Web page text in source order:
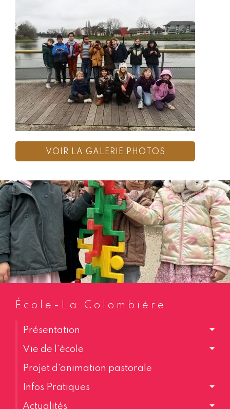
VOIR LA GALERIE PHOTOS
École-La Colombière
Présentation
Vie de l'école
Projet d'animation pastorale
Infos Pratiques
Actualités